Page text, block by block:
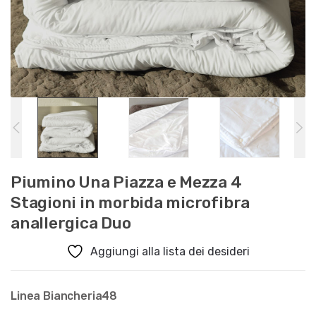
Piumino Una Piazza e Mezza 4
Stagioni in morbida microfibra
anallergica Duo
Aggiungi alla lista dei desideri
Linea Biancheria48